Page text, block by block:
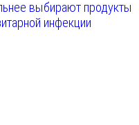
выбирают продукты
инфекции